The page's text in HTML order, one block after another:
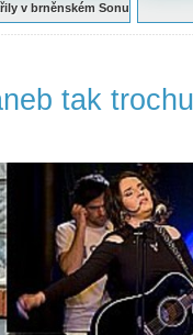
v brněnském Sonu
tak